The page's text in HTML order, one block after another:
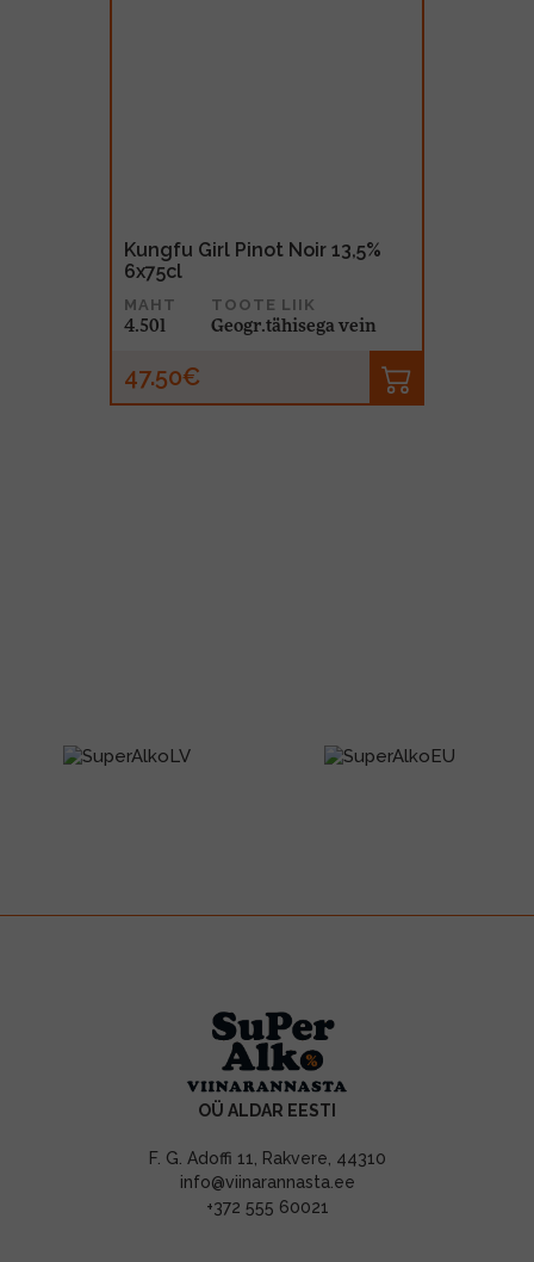
Kungfu Girl Pinot Noir 13,5%
6x75cl
MAHT
4.50l
TOOTE LIIK
Geogr.tähisega vein
47.50€
OÜ ALDAR EESTI
F. G. Adoffi 11, Rakvere, 44310
info@viinarannasta.ee
+372 555 60021